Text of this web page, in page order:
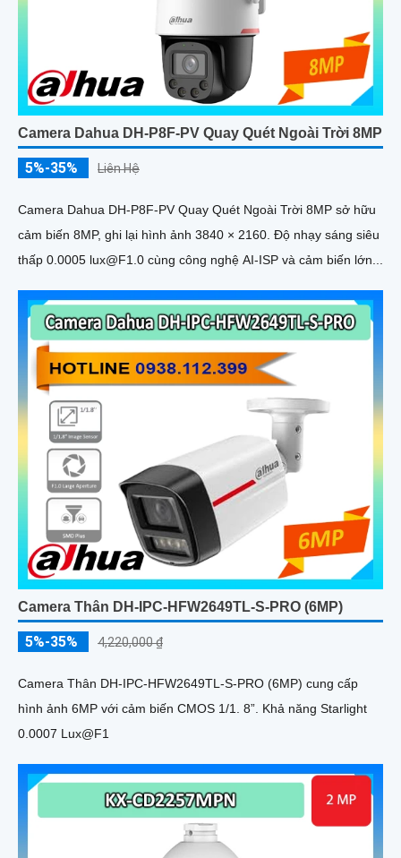
Camera Dahua DH-P8F-PV Quay Quét Ngoài Trời 8MP
5%-35% Liên Hệ
Camera Dahua DH-P8F-PV Quay Quét Ngoài Trời 8MP sở hữu
cảm biến 8MP, ghi lại hình ảnh 3840 × 2160. Độ nhạy sáng siêu
thấp 0.0005 lux@F1.0 cùng công nghệ AI-ISP và cảm biến lớn...
Camera Thân DH-IPC-HFW2649TL-S-PRO (6MP)
5%-35% 4,220,000 ₫
Camera Thân DH-IPC-HFW2649TL-S-PRO (6MP) cung cấp
hình ảnh 6MP với cảm biến CMOS 1/1. 8”. Khả năng Starlight
0.0007 Lux@F1